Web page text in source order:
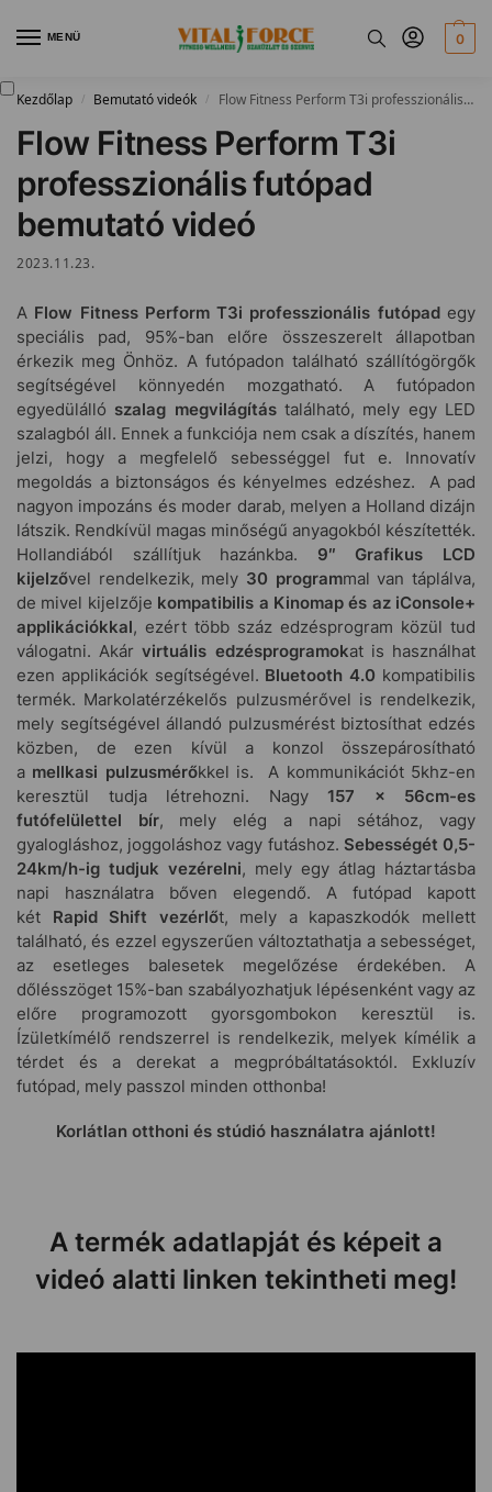
MENÜ 0
Kezdőlap / Bemutató videók / Flow Fitness Perform T3i professzionális futópad bemutató videó
Flow Fitness Perform T3i
professzionális futópad
bemutató videó
2023.11.23.
A Flow Fitness Perform T3i professzionális futópadegy
speciális pad, 95%-ban előre összeszerelt állapotban
érkezik meg Önhöz. A futópadon található szállítógörgők
segítségével könnyedén mozgatható. A futópadon
egyedülálló szalag megvilágítástalálható, mely egy LED
szalagból áll. Ennek a funkciója nem csak a díszítés, hanem
jelzi, hogy a megfelelő sebességgel fut e. Innovatív
megoldás a biztonságos és kényelmes edzéshez. A pad
nagyon impozáns és moder darab, melyen a Holland dizájn
látszik. Rendkívül magas minőségű anyagokból készítették.
Hollandiából szállítjuk hazánkba. 9″
Grafikus LCD
kijelzővel rendelkezik, mely 30 programmal van táplálva,
de mivel kijelzője kompatibilis a Kinomap és az iConsole+
applikációkkal, ezért több száz edzésprogram közül tud
válogatni. Akárvirtuális edzésprogramokat is használhat
ezen applikációk segítségével. Bluetooth 4.0 kompatibilis
termék. Markolatérzékelős pulzusmérővel is rendelkezik,
mely segítségével állandó pulzusmérést biztosíthat edzés
közben, de ezen kívül a konzol összepárosítható
a mellkasi pulzusmérőkkel is. A kommunikációt 5khz-en
keresztül tudja létrehozni. Nagy 157 x 56cm-es
futófelülettel bír, mely elég a napi sétához, vagy
gyalogláshoz, joggoláshoz vagy futáshoz. Sebességét 0,5-
24km/h-ig tudjuk vezérelni, mely egy átlag háztartásba
napi használatra bőven elegendő. A futópad kapott
két Rapid Shift vezérlőt, mely a kapaszkodók mellett
található, és ezzel egyszerűen változtathatja a sebességet,
az esetleges balesetek megelőzése érdekében. A
dőlésszöget 15%-ban szabályozhatjuk lépésenként vagy az
előre programozott gyorsgombokon keresztül is.
Ízületkímélő rendszerrel is rendelkezik, melyek kímélik a
térdet és a derekat a megpróbáltatásoktól. Exkluzív
futópad, mely passzol minden otthonba!
Korlátlan otthoni és stúdió használatra ajánlott!
A termék adatlapját és képeit a
videó alatti linken tekintheti meg!